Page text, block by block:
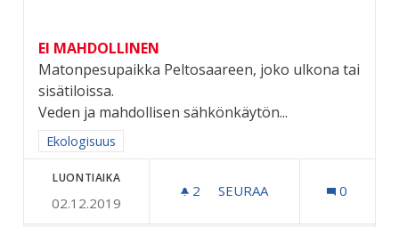
EI MAHDOLLINEN
Matonpesupaikka Peltosaareen, joko ulkona tai
sisätiloissa.
Veden ja mahdollisen sähkönkäytön...
Rajaa tulokset aihepiirin mukaan: Ekologisuus
Ekologisuus
LUONTIAIKA
02.12.2019
2 2 SEURAAJAA
SEURAA 0